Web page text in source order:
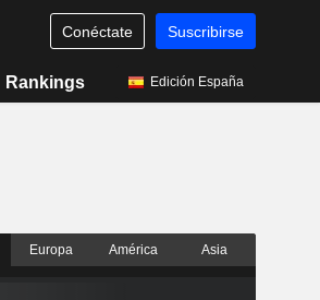
Conéctate Suscribirse
Rankings Edición España
Europa América Asia